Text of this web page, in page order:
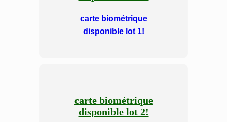
carte biométrique
disponible lot 1!
carte biométrique
disponible lot 2!